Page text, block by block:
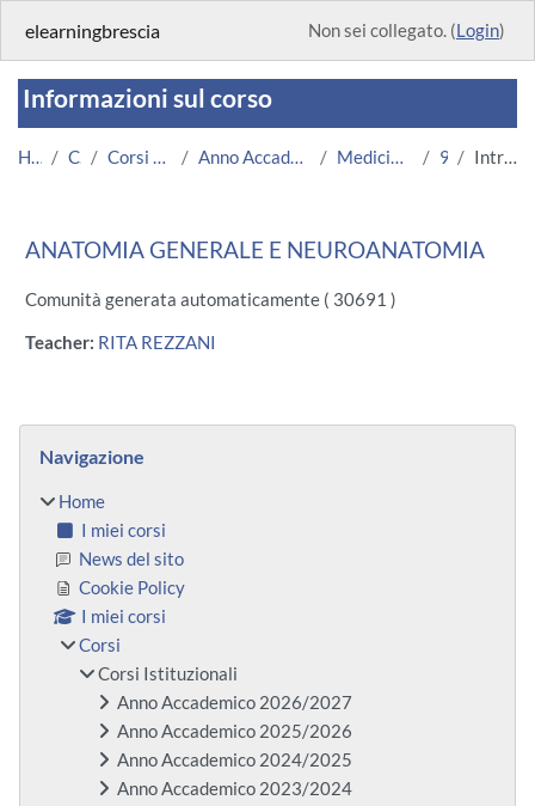
elearningbrescia Non sei collegato. (Login)
Informazioni sul corso
Home Corsi Corsi Istituzionali Anno Accademico 2013/2014 Medicina e Chirurgia 911 Introduzione
ANATOMIA GENERALE E NEUROANATOMIA
Comunità generata automaticamente ( 30691 )
Teacher: RITA REZZANI
Blocchi
Navigazione
Home
I miei corsi
News del sito
Cookie Policy
I miei corsi
Corsi
Corsi Istituzionali
Anno Accademico 2026/2027
Anno Accademico 2025/2026
Anno Accademico 2024/2025
Anno Accademico 2023/2024